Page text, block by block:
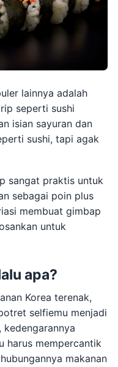
lainnya adalah
seperti sushi
isian sayuran dan
sushi, tapi agak
sangat praktis untuk
sebagai poin plus
membuat gimbap
untuk
apa?
Korea terenak,
selfiemu menjadi
harus mempercantik
makanan